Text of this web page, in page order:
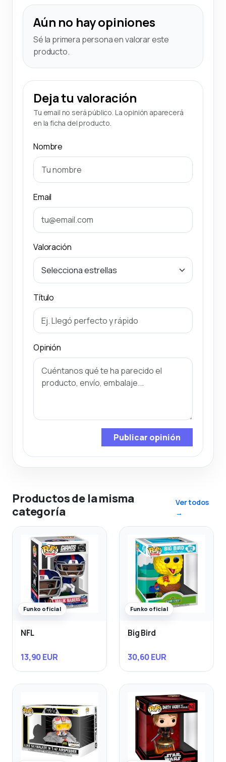
Aún no hay opiniones
Sé la primera persona en valorar este
producto.
Deja tu valoración
Tu email no será público. La opinión aparecerá
en la ficha del producto.
Nombre
Email
Valoración
Título
Opinión
Publicar opinión
Productos de la misma
categoría
Ver todos
→
Funko oficial
NFL
13,90 EUR
Funko oficial
Big Bird
30,60 EUR